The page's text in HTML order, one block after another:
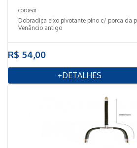
COD 8501
Dobradiça eixo pivotante pino c/ porca da
Venâncio antigo
R$ 54,00
+DETALHES